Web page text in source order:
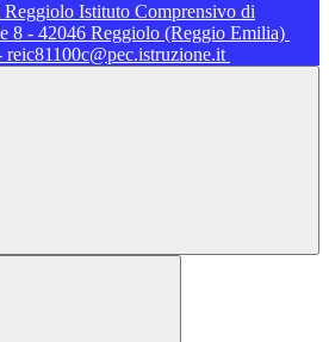
Istituto Comprensivo di
- 42046 Reggiolo (Reggio Emilia)